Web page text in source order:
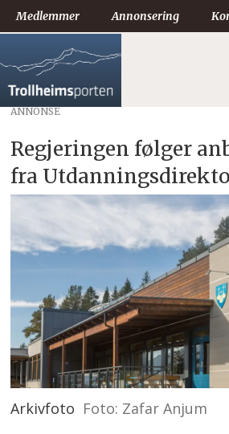
Medlemmer Annonsering
ANNONSE
Regjeringen følger
fra
Arkivfoto Foto: Zafar Anjum